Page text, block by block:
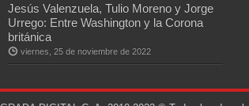
Jesús Valenzuela, Tulio Moreno y Jorge
Urrego: Entre Washington y la Corona
británica
viernes, 25 de noviembre de 2022